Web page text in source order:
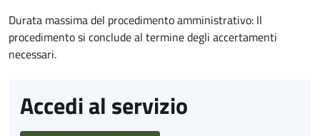
Durata massima del procedimento amministrativo: Il
procedimento si conclude al termine degli accertamenti
necessari.
Accedi al servizio